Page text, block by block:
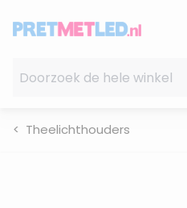
Theelichthouders